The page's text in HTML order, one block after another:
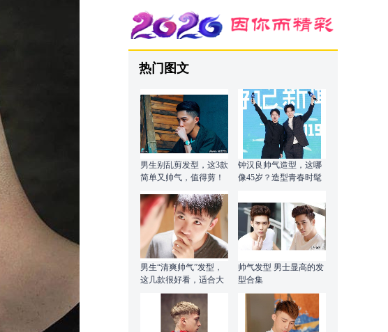
热门图文
男生别乱剪发型，这3款
简单又帅气，值得剪！
钟汉良帅气造型，这哪
像45岁？造型青春时髦
男生“清爽帅气”发型，
这几款很好看，适合大
部分人
帅气发型 男士显高的发
型合集